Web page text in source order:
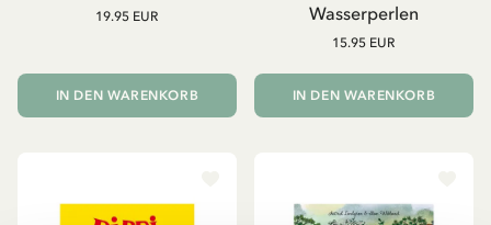
19.95 EUR
IN DEN WARENKORB
Wasserperlen
15.95 EUR
IN DEN WARENKORB